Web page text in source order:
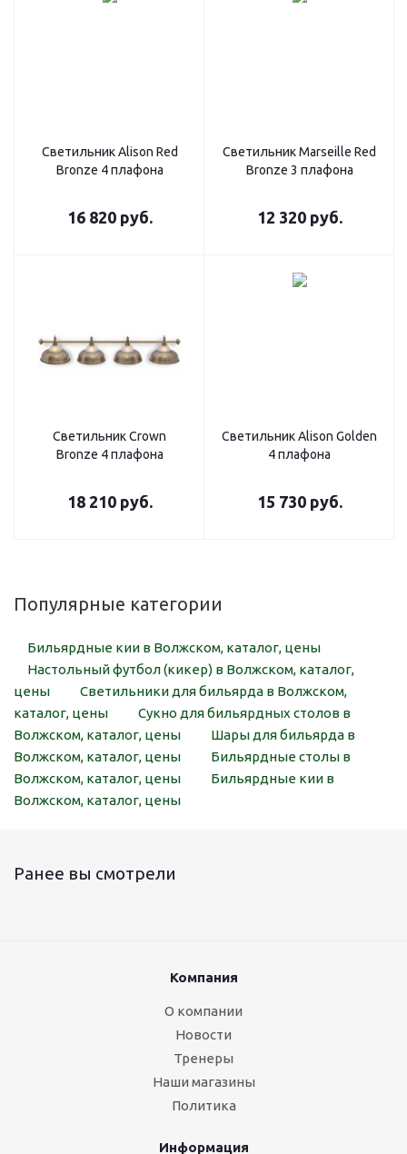
Светильник Alison Red
Bronze 4 плафона
16 820руб.
Светильник Marseille Red
Bronze 3 плафона
12 320руб.
Светильник Crown
Bronze 4 плафона
18 210руб.
Светильник Alison Golden
4 плафона
15 730руб.
Популярные категории
Бильярдные кии в Волжском, каталог, цены
Настольный футбол (кикер) в Волжском, каталог,
цены
Светильники для бильярда в Волжском,
каталог, цены
Сукно для бильярдных столов в
Волжском, каталог, цены
Шары для бильярда в
Волжском, каталог, цены
Бильярдные столы в
Волжском, каталог, цены
Бильярдные кии в
Волжском, каталог, цены
Ранее вы смотрели
Компания
О компании
Новости
Тренеры
Наши магазины
Политика
Информация